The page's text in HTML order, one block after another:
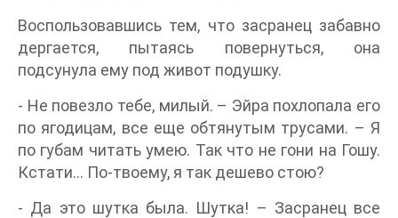
Воспользовавшись тем, что засранец забавно
дергается, пытаясь повернуться, она
подсунула ему под живот подушку.
- Не повезло тебе, милый. – Эйра похлопала его
по ягодицам, все еще обтянутым трусами. – Я
по губам читать умею. Так что не гони на Гошу.
Кстати… По-твоему, я так дешево стою?
- Да это шутка была. Шутка! – Засранец все